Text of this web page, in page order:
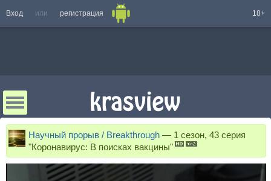
Вход или регистрация 18+
Научный прорыв / Breakthrough — 1 сезон, 43 серия
"Коронавирус: В поисках вакцины"